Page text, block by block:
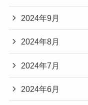
2024年9月
2024年8月
2024年7月
2024年6月